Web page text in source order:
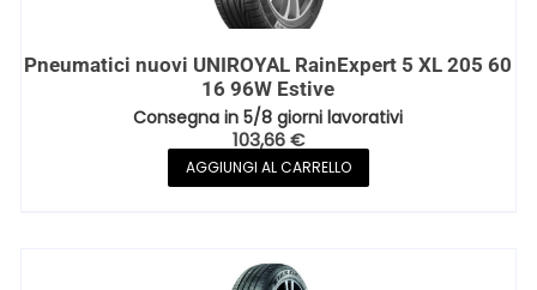
Pneumatici nuovi UNIROYAL RainExpert 5 XL 205 60
16 96W Estive
Consegna in 5/8 giorni lavorativi
103,66€
AGGIUNGI AL CARRELLO